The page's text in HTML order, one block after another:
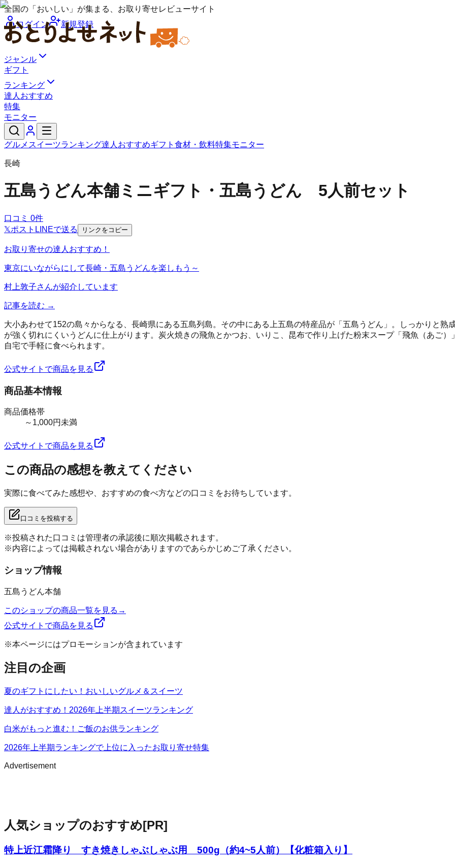
全国の「おいしい」が集まる、お取り寄せレビューサイト
ログイン
新規登録
ジャンル
ギフト
ランキング
達人おすすめ
特集
モニター
グルメ スイーツランキング達人おすすめギフト 食材・飲料特集モニター
長崎
五島うどん本舗ミニギフト・五島うどん 5人前セット
口コミ 0件
𝕏ポスト LINEで送る リンクをコピー
お取り寄せの達人おすすめ！
東京にいながらにして長崎・五島うどんを楽しもう～
村上敦子さんが紹介しています
記事を読む →
大小あわせて152の島々からなる、長崎県にある五島列島。その中にある上五島の特産品が「五島うどん」。しっかりと
が強く切れにくいうどんに仕上がります。炭火焼きの飛魚とかつお、いりこ、昆布で作り上げた粉末スープ「飛魚（あご
自宅で手軽に食べられます。
公式サイトで商品を見る
商品基本情報
商品価格帯
～1,000円未満
公式サイトで商品を見る
この商品の感想を教えてください
実際に食べてみた感想や、おすすめの食べ方などの口コミをお待ちしています。
口コミを投稿する
※投稿された口コミは管理者の承認後に順次掲載されます。
※内容によっては掲載されない場合がありますのであらかじめご了承ください。
ショップ情報
五島うどん本舗
このショップの商品一覧を見る →
公式サイトで商品を見る
※本ページにはプロモーションが含まれています
注目の企画
夏のギフトにしたい！おいしいグルメ＆スイーツ
達人がおすすめ！2026年上半期スイーツランキング
白米がもっと進む！ご飯のお供ランキング
2026年上半期ランキングで上位に入ったお取り寄せ特集
Advertisement
人気ショップのおすすめ[PR]
特上近江霜降り すき焼きしゃぶしゃぶ用 500g（約4~5人前）【化粧箱入り】